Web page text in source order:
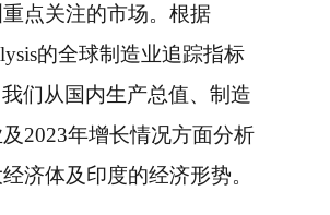
点关注的市场。根据
的全球制造业追踪指标
我们从国内生产总值、制造
2023年增长情况方面分析
济体及印度的经济形势。